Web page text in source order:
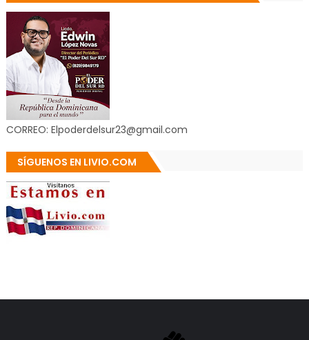
CORREO: Elpoderdelsur23@gmail.com
SÍGUENOS EN LIVIO.COM